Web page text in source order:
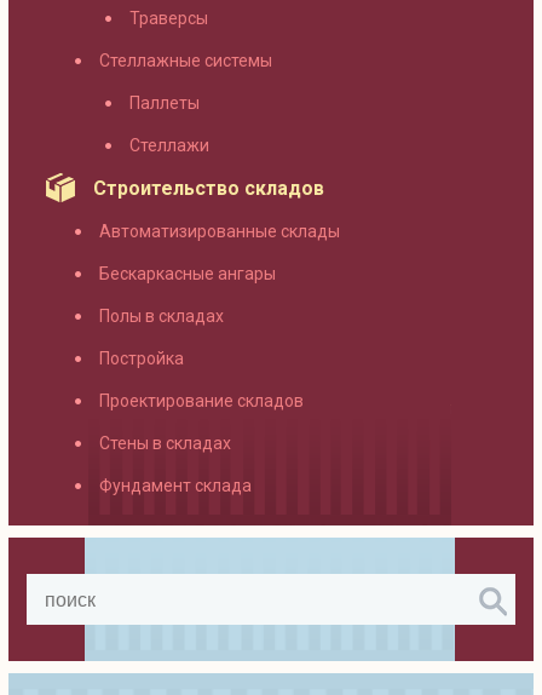
Траверсы
Стеллажные системы
Паллеты
Стеллажи
Строительство складов
Автоматизированные склады
Бескаркасные ангары
Полы в складах
Постройка
Проектирование складов
Стены в складах
Фундамент склада